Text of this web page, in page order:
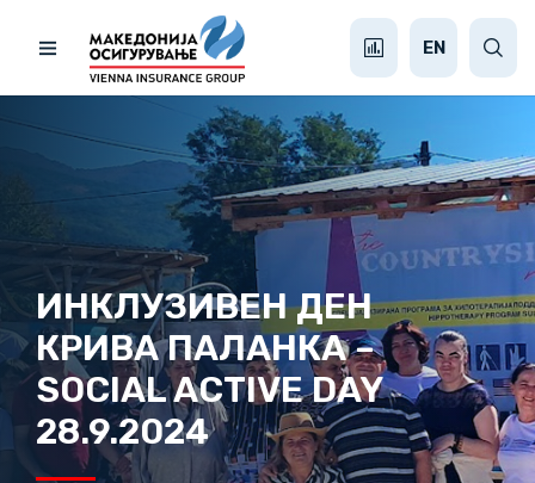
EN
ИНКЛУЗИВЕН ДЕН
КРИВА ПАЛАНКА –
SOCIAL ACTIVE DAY
28.9.2024